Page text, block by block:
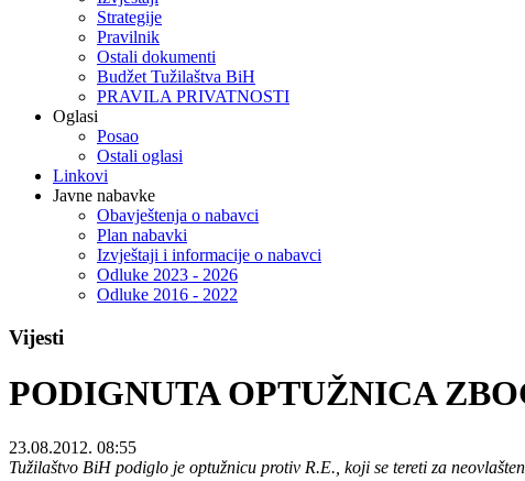
Strategije
Pravilnik
Ostali dokumenti
Budžet Tužilaštva BiH
PRAVILA PRIVATNOSTI
Oglasi
Posao
Ostali oglasi
Linkovi
Javne nabavke
Obavještenja o nabavci
Plan nabavki
Izvještaji i informacije o nabavci
Odluke 2023 - 2026
Odluke 2016 - 2022
Vijesti
PODIGNUTA OPTUŽNICA
23.08.2012. 08:55
Tužilaštvo BiH podiglo je optužnicu protiv R.E., koji se tereti za